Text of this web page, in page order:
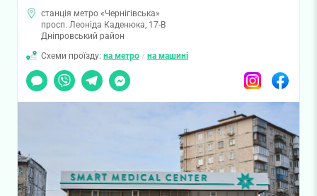
станція метро «Чернігівська»
просп. Леоніда Каденюка, 17-В
Дніпровський район
Схеми проїзду: на метро / на машині
Чат
Viber TelegramMessenger InstagramFacebook